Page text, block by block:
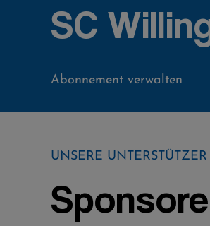
SC
Abonnement verwalten
UNSERE UNTERSTÜTZER